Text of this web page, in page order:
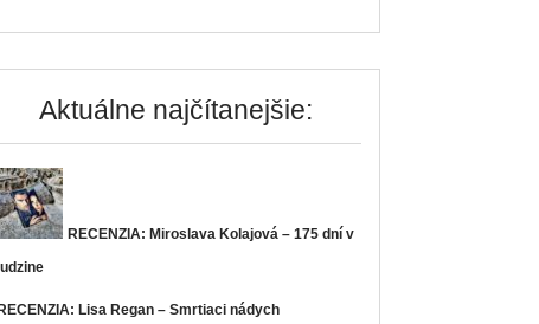
Aktuálne najčítanejšie:
RECENZIA: Miroslava Kolajová – 175 dní v
Lisa Regan – Smrtiaci nádych